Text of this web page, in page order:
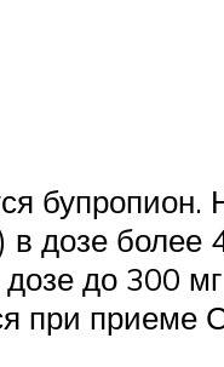
бупропион.
более
до 300
при